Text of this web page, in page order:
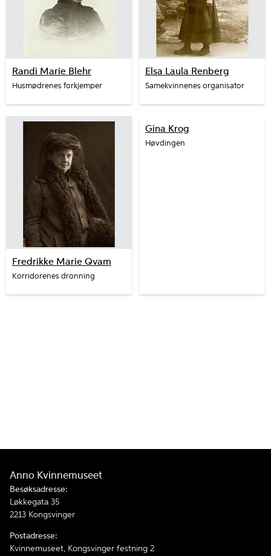
Randi Marie Blehr
Husmødrenes forkjemper
Elsa Laula Renberg
Samekvinnenes organisator
Fredrikke Marie Qvam
Korridorenes dronning
Gina Krog
Høvdingen
Anno Kvinnemuseet
Besøksadresse:
Løkkegata 35
2213 Kongsvinger
Postadresse:
Kvinnemuseet, Kongsvinger festning 2